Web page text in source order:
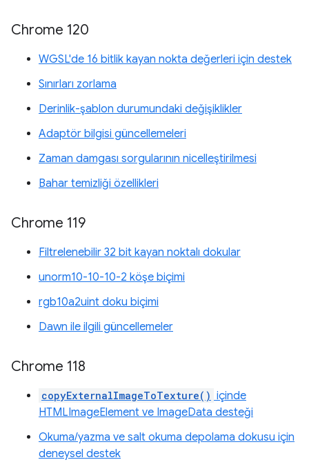
Chrome 120
WGSL'de 16 bitlik kayan nokta değerleri için destek
Sınırları zorlama
Derinlik-şablon durumundaki değişiklikler
Adaptör bilgisi güncellemeleri
Zaman damgası sorgularının nicelleştirilmesi
Bahar temizliği özellikleri
Chrome 119
Filtrelenebilir 32 bit kayan noktalı dokular
unorm10-10-10-2 köşe biçimi
rgb10a2uint doku biçimi
Dawn ile ilgili güncellemeler
Chrome 118
copyExternalImageToTexture() içinde
HTMLImageElement ve ImageData desteği
Okuma/yazma ve salt okuma depolama dokusu için
deneysel destek